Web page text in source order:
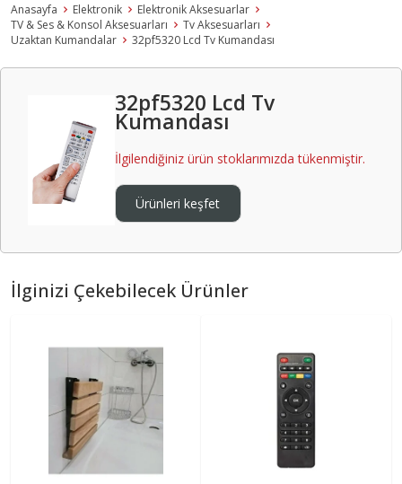
Anasayfa Elektronik
Elektronik Aksesuarlar
TV & Ses & Konsol Aksesuarları
Tv Aksesuarları
Uzaktan Kumandalar
32pf5320 Lcd Tv Kumandası
32pf5320 Lcd Tv
Kumandası
İlgilendiğiniz ürün stoklarımızda tükenmiştir.
Ürünleri keşfet
İlginizi Çekebilecek Ürünler